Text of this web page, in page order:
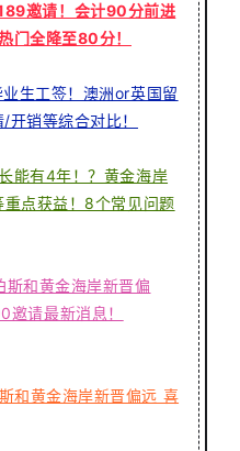
邀请！会计90分前进
门全降至80分！
生工签！澳洲or英国留
销等综合对比！
能有4年！？黄金海岸
点获益！8个常见问题
斯和黄金海岸新晋偏
请最新消息！
和黄金海岸新晋偏远 喜